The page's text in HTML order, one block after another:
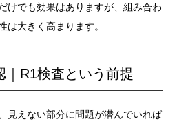
けでも効果はありますが、組み合わ
は大きく高まります。
｜R1検査という前提
見えない部分に問題が潜んでいれば